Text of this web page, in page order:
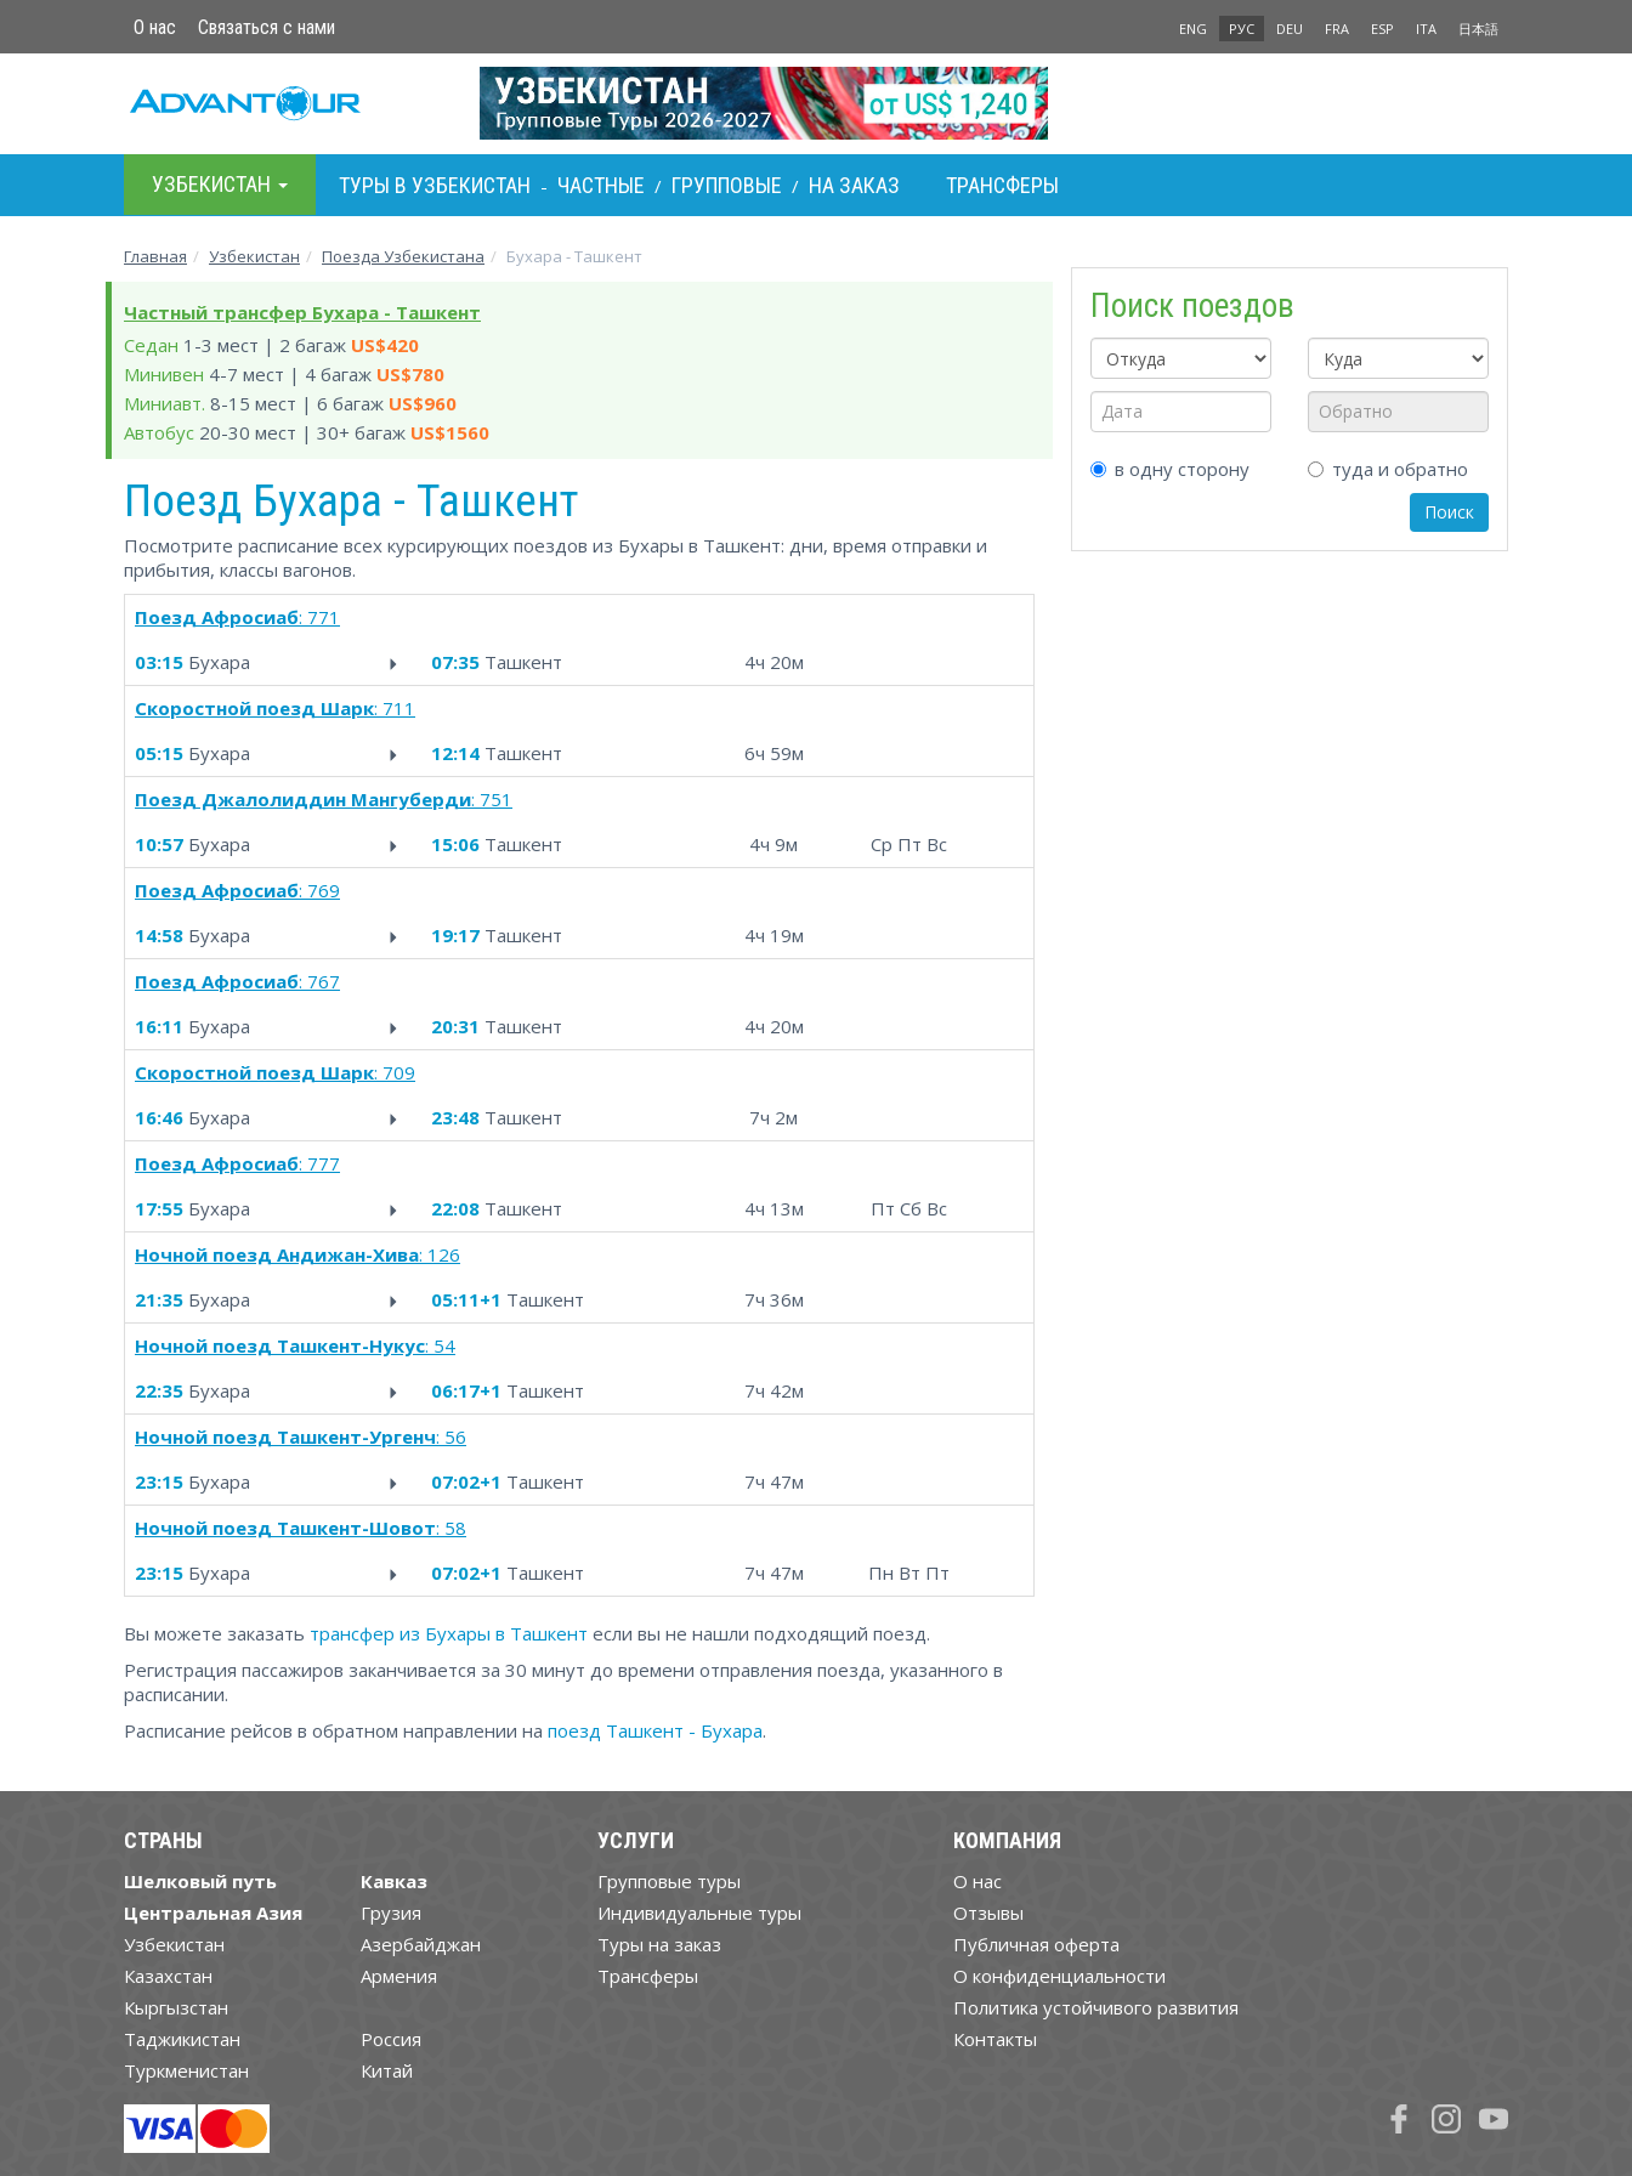
О нас Связаться с нами ENG РУС DEU FRA ESP ITA 日本語
УЗБЕКИСТАН ТУРЫ В УЗБЕКИСТАН - ЧАСТНЫЕ / ГРУППОВЫЕ / НА ЗАКАЗ ТРАНСФЕРЫ
Главная Узбекистан Поезда Узбекистана Бухара - Ташкент
Частный трансфер Бухара - Ташкент
Седан 1-3 мест | 2 багаж US$420
Минивен 4-7 мест | 4 багаж US$780
Миниавт. 8-15 мест | 6 багаж US$960
Автобус 20-30 мест | 30+ багаж US$1560
Поезд Бухара - Ташкент
Посмотрите расписание всех курсирующих поездов из Бухары в Ташкент: дни, время отправки и
прибытия, классы вагонов.
Поезд Афросиаб: 771
03:15 Бухара 07:35 Ташкент
4ч 20м
Cкоростной поезд Шарк: 711
05:15 Бухара 12:14 Ташкент
6ч 59м
Поезд Джалолиддин Мангуберди: 751
10:57 Бухара 15:06 Ташкент 4ч 9м
Ср Пт Вс
Поезд Афросиаб: 769
14:58 Бухара 19:17 Ташкент
4ч 19м
Поезд Афросиаб: 767
16:11 Бухара 20:31 Ташкент
4ч 20м
Cкоростной поезд Шарк: 709
16:46 Бухара 23:48 Ташкент
7ч 2м
Поезд Афросиаб: 777
17:55 Бухара 22:08 Ташкент 4ч 13м
Пт Сб Вс
Ночной поезд Андижан-Хива: 126
21:35 Бухара 05:11+1 Ташкент
7ч 36м
Ночной поезд Ташкент-Нукус: 54
22:35 Бухара 06:17+1 Ташкент
7ч 42м
Ночной поезд Ташкент-Ургенч: 56
23:15 Бухара 07:02+1 Ташкент
7ч 47м
Ночной поезд Ташкент-Шовот: 58
23:15 Бухара 07:02+1 Ташкент 7ч 47м Пн Вт Пт
Вы можете заказать трансфер из Бухары в Ташкент если вы не нашли подходящий поезд.
Регистрация пассажиров заканчивается за 30 минут до времени отправления поезда, указанного в
расписании.
Расписание рейсов в обратном направлении на поезд Ташкент - Бухара.
Поиск поездов
в одну сторону туда и обратно
СТРАНЫ
Шелковый путь
Центральная Азия
Узбекистан
Казахстан
Кыргызстан
Таджикистан
Туркменистан
Кавказ
Грузия
Азербайджан
Армения
Россия
Китай
УСЛУГИ
Групповые туры
Индивидуальные туры
Туры на заказ
Трансферы
КОМПАНИЯ
О нас
Отзывы
Публичная оферта
О конфиденциальности
Политика устойчивого развития
Контакты